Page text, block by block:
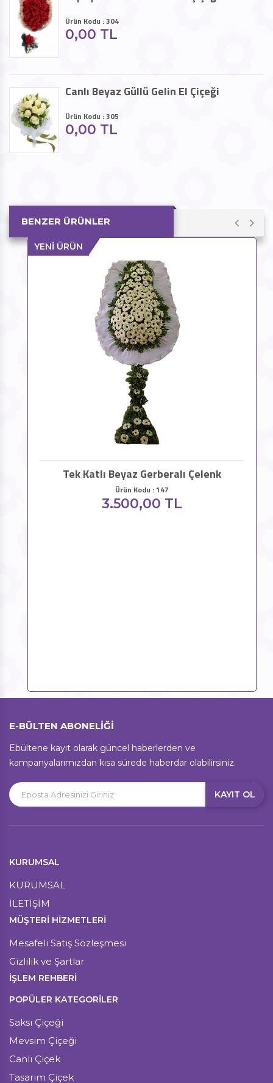
Ürün Kodu : 304
0,00 TL
Canlı Beyaz Güllü Gelin El Çiçeği
Ürün Kodu : 305
0,00 TL
BENZER ÜRÜNLER
YENİ ÜRÜN
Tek Katlı Beyaz Gerberalı Çelenk
Ürün Kodu : 147
3.500,00 TL
E-BÜLTEN ABONELİĞİ
Ebültene kayıt olarak güncel haberlerden ve
kampanyalarımızdan kısa sürede haberdar olabilirsiniz.
KAYIT OL
KURUMSAL
KURUMSAL
İLETİŞİM
MÜŞTERI HIZMETLERI
Mesafeli Satış Sözleşmesi
Gizlilik ve Şartlar
İŞLEM REHBERİ
POPÜLER KATEGORİLER
Saksı Çiçeği
Mevsim Çiçeği
Canlı Çiçek
Tasarım Çiçek